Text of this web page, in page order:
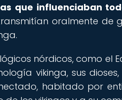
que influenciaban
oralmente de
nórdicos, como el
vikinga, sus
habitado por